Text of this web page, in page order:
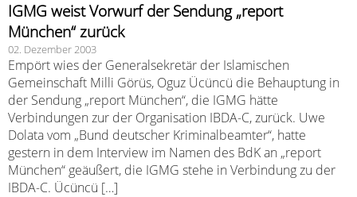
IGMG weist Vorwurf der Sendung „report
München“ zurück
02. Dezember 2003
Empört wies der Generalsekretär der Islamischen
Gemeinschaft Milli Görüs, Oguz Ücüncü die Behauptung in
der Sendung „report München“, die IGMG hätte
Verbindungen zur der Organisation IBDA-C, zurück. Uwe
Dolata vom „Bund deutscher Kriminalbeamter“, hatte
gestern in dem Interview im Namen des BdK an „report
München“ geäußert, die IGMG stehe in Verbindung zu der
IBDA-C. Ücüncü […]